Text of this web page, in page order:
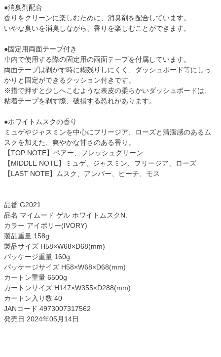
●消臭剤配合
香りをクリーンに楽しむために、消臭剤を配合しています。
いやな臭いを消臭しながら、香りを楽しむことができます。
●固定用両面テープ付き
車内で使用する際の固定用の両面テープを付属しています。
両面テープは剥がす時に糊残りしにくく、ダッシュボード等にしっ
かりと固定ができるクッション付きです。
※指で押すと少しへこむような表皮の柔らかいダッシュボードは、
粘着テープを剥す際、破損する恐れがあります。
●ホワイトムスクの香り
ミュゲやジャスミンを中心にフリージア、ローズと清潔感のあるム
スクを加えた、爽やかな甘さのある香り。
【TOP NOTE】ペアー、フレッシュグリーン
【MIDDLE NOTE】ミュゲ、ジャスミン、フリージア、ローズ
【LAST NOTE】ムスク、アンバー、ピーチ、モス
品番 G2021
品名 マイムード ゲル ホワイトムスクN.
カラー アイボリー(IVORY)
製品重量 158g
製品サイズ H58×W68×D68(mm)
パッケージ重量 160g
パッケージサイズ H58×W68×D68(mm)
カートン重量 6500g
カートンサイズ H147×W355×D288(mm)
カートン入り数 40
JANコード 4973007317562
発売日 2024年05月14日